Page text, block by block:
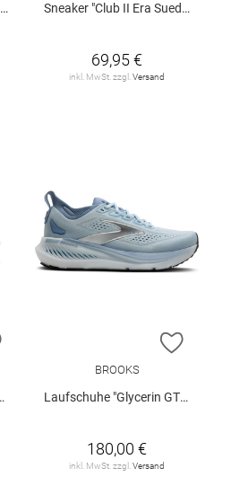
Sneaker "Club II Era Suede"
69,95 €
inkl. MwSt. zzgl.Versand
ZUR WUNSCHLISTE HINZUFÜGEN
ZUR
BROOKS
Laufschuhe "Glycerin GTS 23"
180,00 €
inkl. MwSt. zzgl.Versand